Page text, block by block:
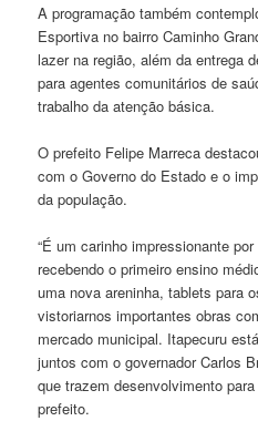
A programação também
Esportiva no bairro Caminho
lazer na região, além da entrega
para agentes comunitários de
trabalho da atenção básica.
O prefeito Felipe Marreca
com o Governo do Estado e o
da população.
“É um carinho impressionante
recebendo o primeiro ensino
uma nova areninha, tablets para
vistoriarnos importantes obras
mercado municipal. Itapecuru
juntos com o governador Carlos
que trazem desenvolvimento
prefeito.